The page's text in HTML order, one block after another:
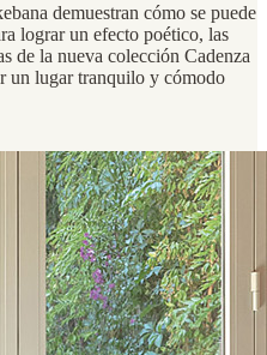
demuestran cómo se puede
lograr un efecto poético, las
de la nueva colección Cadenza
un lugar tranquilo y cómodo